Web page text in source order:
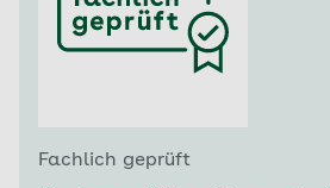
Fachlich geprüft